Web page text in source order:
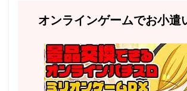
オンラインゲームでお小遣